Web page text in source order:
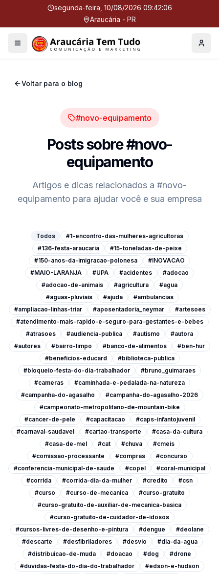
segunda-feira, 10/08/2026 09:42:06
Araucária - PR
Menu Perfil
Voltar para o blog
#novo-equipamento
Posts sobre#novo-
equipamento
Artigos e dicas relacionados a #novo-
equipamento para ajudar você e sua empresa
Todos
#1-encontro-das-mulheres-agricultoras
#136-festa-araucaria
#15-toneladas-de-peixe
#150-anos-da-imigracao-polonesa
#INOVACAO
#MAIO-LARANJA
#UPA #acidentes
#adocao
#adocao-de-animais
#agricultura
#agua
#aguas-pluviais
#ajuda
#ambulancias
#ampliacao-linhas-triar
#aposentadoria_neymar
#artesoes
#atendimento-mais-rapido-e-seguro-para-gestantes-e-bebes
#atrasoes
#audiencia-publica #autismo
#autora
#autores
#bairro-limpo #banco-de-alimentos
#ben-hur
#beneficios-educard
#biblioteca-publica
#bloqueio-festa-do-dia-trabalhador
#bruno_guimaraes
#cameras
#caminhada-e-pedalada-na-natureza
#campanha-do-agasalho
#campanha-do-agasalho-2026
#campeonato-metropolitano-de-mountain-bike
#cancer-de-pele
#capacitacao
#caps-infantojuvenil
#carnaval-saudavel
#cartao-transporte
#casa-da-cultura
#casa-de-mel
#cat #chuva
#cmeis
#comissao-processante
#compras
#concurso
#conferencia-municipal-de-saude
#copel
#coral-municipal
#corrida
#corrida-dia-da-mulher #credito
#csn
#curso
#curso-de-mecanica
#curso-gratuito
#curso-gratuito-de-auxiliar-de-mecanica-basica
#curso-gratuito-de-cuidador-de-idosos
#cursos-livres-de-desenho-e-pintura
#dengue
#deolane
#descarte
#desfibriladores #desvio
#dia-da-agua
#distribuicao-de-muda
#doacao #dog
#drone
#duvidas-festa-do-dia-do-trabalhador
#edson-e-hudson